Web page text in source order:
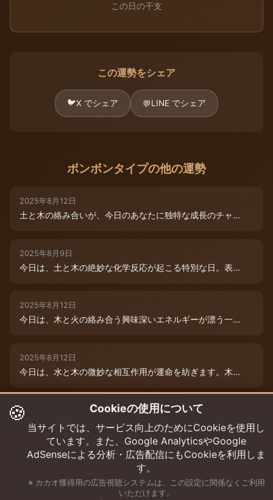
この日の干支
この運勢をシェア
🐦X でシェア 💬LINE でシェア
ボンボンタイプの他の運勢
2025年8月12日
土と木の絡み合いが、今日のあなたに独特な成長のチャ...
2025年8月9日
今日は、土と木の絶妙な化学反応が起こる特別な日。表...
2025年8月12日
今日は、木と火の絡み合う興味深いエネルギーが漂う一...
2025年8月12日
今日は、水と木の微妙な相互作用が運命を紡ぎます。木...
2025年8月12日
今日は、情熱的な炎のエネルギーと柔軟な木のしなやか...
🍪 Cookieの使用について
当サイトでは、サービス向上のためにCookieを使用し
ています。また、Google AnalyticsやGoogle
AdSenseによる分析・広告配信にもCookieを利用しま
す。
※ カカオ獲得用の広告視聴システムは、この設定に関係なくご利用
いただけます。